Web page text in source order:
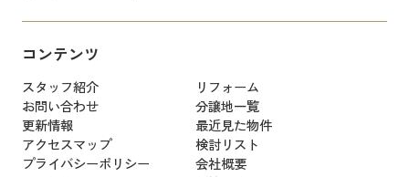
コンテンツ
スタッフ紹介
リフォーム
お問い合わせ
分譲地一覧
更新情報
最近見た物件
アクセスマップ
検討リスト
プライバシーポリシー
会社概要